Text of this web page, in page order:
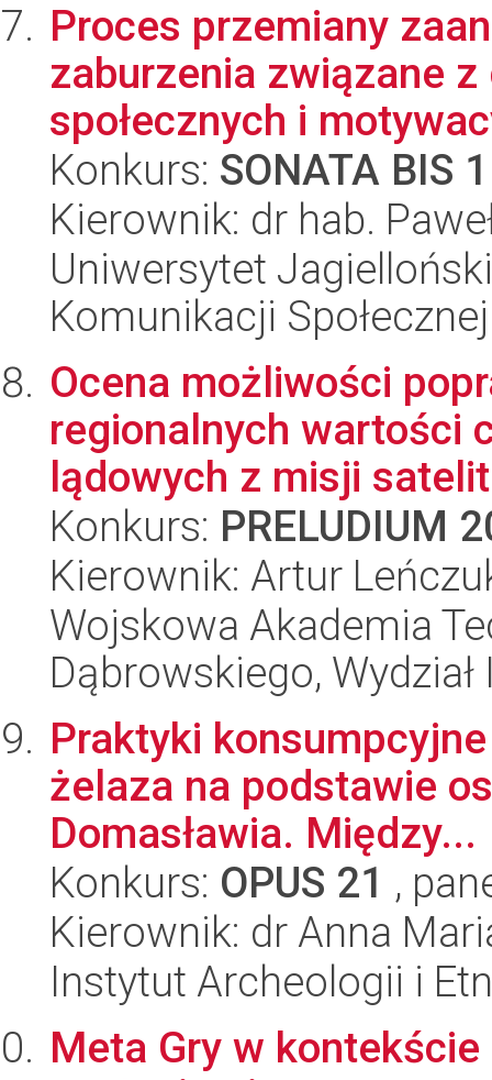
Proces przemiany
zaburzenia związane
społecznych i
Konkurs: SONATA BIS
Kierownik: dr hab.
Uniwersytet
Komunikacji Społecznej
Ocena możliwości
regionalnych wartości
lądowych z misji
Konkurs: PRELUDIUM
Kierownik: Artur
Wojskowa Akademia
Dąbrowskiego,
Praktyki
żelaza na podstawie
Domasławia. Między...
Konkurs: OPUS 21 ,
Kierownik: dr Anna
Instytut Archeologii i
Meta Gry w